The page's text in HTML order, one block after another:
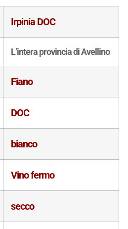
Irpinia DOC
L’intera provincia di Avellino
Fiano
DOC
bianco
Vino fermo
secco